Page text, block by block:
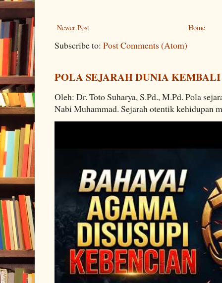
Newer Post Home
Subscribe to: Post Comments (Atom)
POLA SEJARAH DUNIA
Oleh: Dr. Toto Suharya, S.Pd., M.Pd. Pola
Nabi Muhammad. Sejarah otentik kehidupan